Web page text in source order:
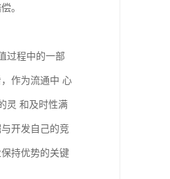
。
过程中的一部
作为流通中 心
灵 和及时性满
开发自己的竞
持优势的关键